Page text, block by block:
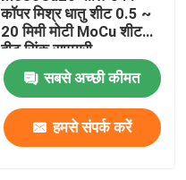
कॉपर मिश्र धातु शीट 0.5 ~
20 मिमी मोटी MoCu शीट
हीट सिंक सामग्री
सबसे अच्छी कीमत
हमसे संपर्क करें